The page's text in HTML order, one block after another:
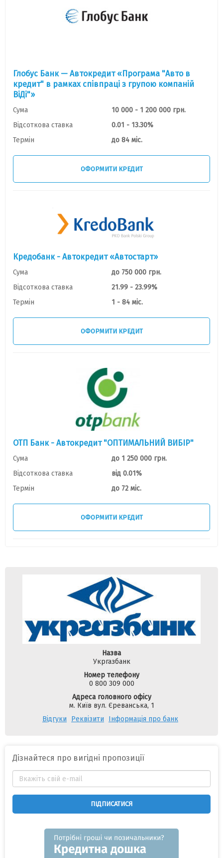
Глобус Банк — Автокредит «Програма "Авто в
кредит" в рамках співпраці з групою компаній
ВіДі"»
Сума
10 000 - 1 200 000 грн.
Відсоткова ставка
0.01 - 13.30%
Термін
до 84 міс.
ОФОРМИТИ КРЕДИТ
Кредобанк - Автокредит «Автостарт»
Сума
до 750 000 грн.
Відсоткова ставка
21.99 - 23.99%
Термін
1 - 84 міс.
ОФОРМИТИ КРЕДИТ
ОТП Банк - Автокредит "ОПТИМАЛЬНИЙ ВИБІР"
Сума
до 1 250 000 грн.
Відсоткова ставка
від 0.01%
Термін
до 72 міс.
ОФОРМИТИ КРЕДИТ
Назва
Укргазбанк
Номер телефону
0 800 309 000
Адреса головного офісу
м. Київ вул. Єреванська, 1
Відгуки
Реквізити Інформація про банк
Дізнайтеся про вигідні пропозиції
ПІДПИСАТИСЯ